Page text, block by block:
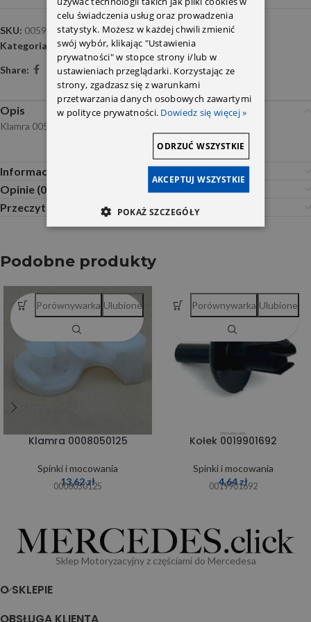
SKU: 0059886278
Kategoria:
Spinki i mocowania
Share:
Opis
Klamra 0059886278
Informacje dodatkowe
Opinie (0)
Przeczytaj Przed Zakupem
Podobne produkty
Klamra 0008050125
Spinki i mocowania
13,62zł
0008050125
Porównywarka Ulubione
Kołek 0019901692
Spinki i mocowania
4,64zł
0019901692
Porównywarka Ulubione
Sklep Motoryzacyjny z częściami do Mercedesa
O SKLEPIE
celu świadczenia usług oraz prowadzenia
statystyk. Możesz w każdej chwili zmienić
swój wybór, klikając "Ustawienia
prywatności" w stopce strony i/lub w
ustawieniach przeglądarki. Korzystając ze
strony, zgadzasz się z warunkami
przetwarzania danych osobowych zawartymi
w polityce prywatności. Dowiedz się więcej »
AKCEPTUJ WSZYSTKIE
ODRZUĆ WSZYSTKIE
POKAŻ SZCZEGÓŁY